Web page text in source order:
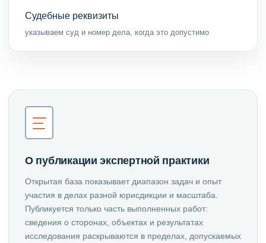
Судебные реквизиты
указываем суд и номер дела, когда это допустимо
О публикации экспертной практики
Открытая база показывает диапазон задач и опыт
участия в делах разной юрисдикции и масштаба.
Публикуется только часть выполненных работ:
сведения о сторонах, объектах и результатах
исследования раскрываются в пределах, допускаемых